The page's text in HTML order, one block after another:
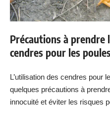
Précautions à prendre
cendres pour les
L’utilisation des cendres pour
quelques précautions à
innocuité et éviter les risques